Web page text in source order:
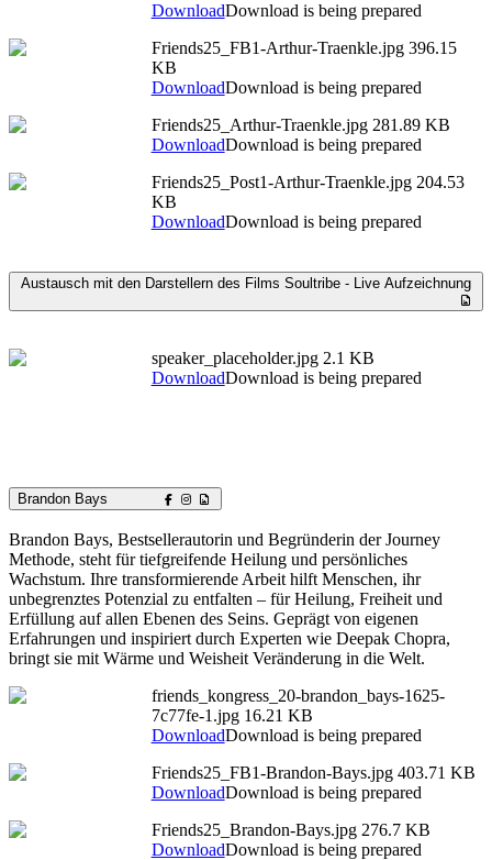
DownloadDownload is being prepared
Friends25_FB1-Arthur-Traenkle.jpg 396.15
KB
DownloadDownload is being prepared
Friends25_Arthur-Traenkle.jpg 281.89 KB
DownloadDownload is being prepared
Friends25_Post1-Arthur-Traenkle.jpg 204.53
KB
DownloadDownload is being prepared
Austausch mit den Darstellern des Films Soultribe - Live Aufzeichnung
speaker_placeholder.jpg 2.1 KB
DownloadDownload is being prepared
Brandon Bays
Brandon Bays, Bestsellerautorin und Begründerin der Journey
Methode, steht für tiefgreifende Heilung und persönliches
Wachstum. Ihre transformierende Arbeit hilft Menschen, ihr
unbegrenztes Potenzial zu entfalten – für Heilung, Freiheit und
Erfüllung auf allen Ebenen des Seins. Geprägt von eigenen
Erfahrungen und inspiriert durch Experten wie Deepak Chopra,
bringt sie mit Wärme und Weisheit Veränderung in die Welt.
friends_kongress_20-brandon_bays-1625-
7c77fe-1.jpg 16.21 KB
DownloadDownload is being prepared
Friends25_FB1-Brandon-Bays.jpg 403.71 KB
DownloadDownload is being prepared
Friends25_Brandon-Bays.jpg 276.7 KB
DownloadDownload is being prepared